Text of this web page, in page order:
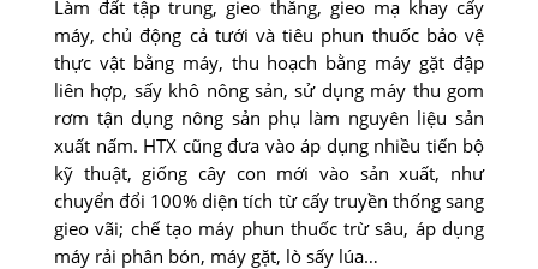
Làm đất tập trung, gieo thăng, gieo mạ khay cấy
máy, chủ động cả tưới và tiêu phun thuốc bảo vệ
thực vật bằng máy, thu hoạch bằng máy gặt đập
liên hợp, sấy khô nông sản, sử dụng máy thu gom
rơm tận dụng nông sản phụ làm nguyên liệu sản
xuất nấm. HTX cũng đưa vào áp dụng nhiều tiến bộ
kỹ thuật, giống cây con mới vào sản xuất, như
chuyển đổi 100% diện tích từ cấy truyền thống sang
gieo vãi; chế tạo máy phun thuốc trừ sâu, áp dụng
máy rải phân bón, máy gặt, lò sấy lúa…